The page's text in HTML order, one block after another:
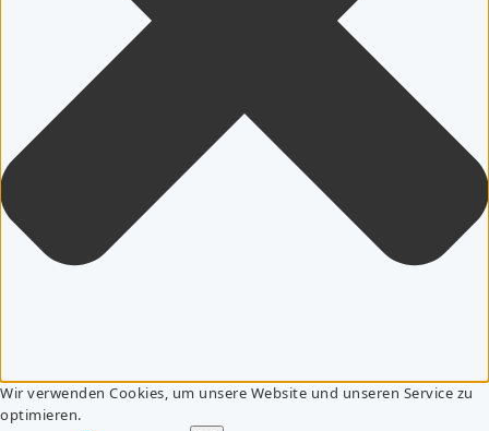
Wir verwenden Cookies, um unsere Website und unseren Service zu
optimieren.